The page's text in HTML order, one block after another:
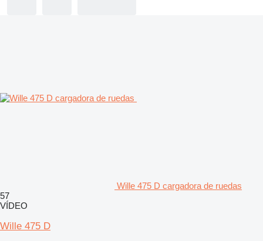
Wille 475 D cargadora de ruedas
57
VÍDEO
Wille 475 D